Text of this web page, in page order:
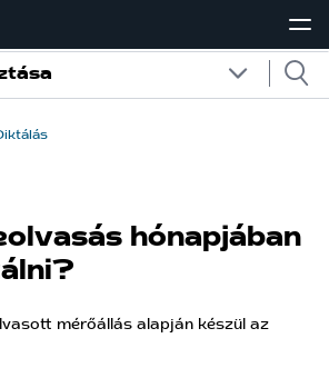
hónapjában
mérőállás alapján készül az